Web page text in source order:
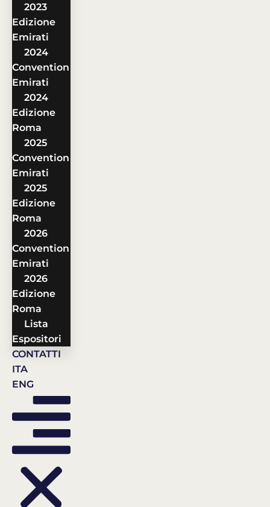
2023
Edizione
Emirati
2024
Convention
Emirati
2024
Edizione
Roma
2025
Convention
Emirati
2025
Edizione
Roma
2026
Convention
Emirati
2026
Edizione
Roma
Lista
Espositori
CONTATTI
ITA
ENG